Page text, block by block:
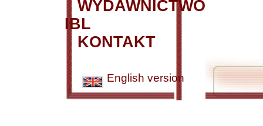
WYDAWNICTWO
IBL
KONTAKT
English version